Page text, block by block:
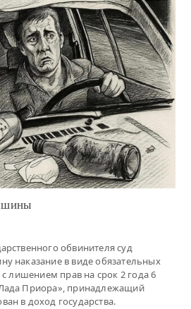
Читать
обвинителя суд
наказание в виде обязательных
с лишением прав на срок 2 года 6
Приора», принадлежащий
в доход государства.